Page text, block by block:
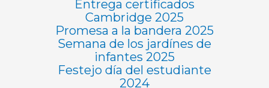
Entrega certificados
Cambridge 2025
Promesa a la bandera 2025
Semana de los jardínes de
infantes 2025
Festejo día del estudiante
2024